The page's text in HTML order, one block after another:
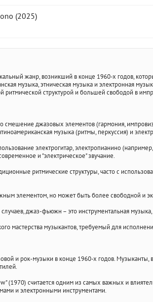
(2025)
жанр, возникший в конце 1960-х годов,
музыка, этническая музыка и электронная
ритмической структурой и большей свободой в
смешение джазовых элементов (гармония,
музыка (ритмы, перкуссия) и
электрогитар, электропианино
и "электрическое" звучание.
ритмические структуры, часто с
элементом, но может быть более свободной и
джаз-фьюжн – это инструментальная
мастерства музыкантов, требуемый для
и рок-музыки в конце 1960-х годов. Музыканты,
(1970) считается одним из самых важных и
и электронными инструментами.